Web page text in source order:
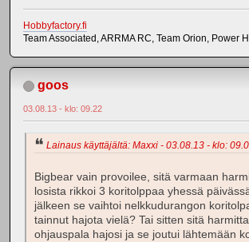
Hobbyfactory.fi
Team Associated, ARRMA RC, Team Orion, Power
goos
03.08.13 - klo: 09.22
Lainaus käyttäjältä: Maxxi - 03.08.13 - klo:
Bigbear vain provoilee, sitä varmaan
losista rikkoi 3 koritolppaa yhessä
jälkeen se vaihtoi nelkkudurangon
tainnut hajota vielä? Tai sitten sitä
ohjauspala hajosi ja se joutui lähtemään